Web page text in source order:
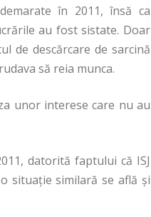
în 2011, însă ca
au fost sistate. Doar
de descărcare de sarcină
să reia munca.
unor interese care nu au
datorită faptului că ISJ
situație similară se află și